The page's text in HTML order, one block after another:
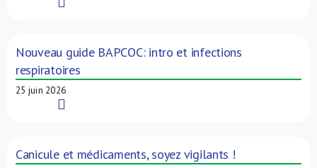
Nouveau guide BAPCOC: intro et infections
respiratoires
25 juin 2026
Canicule et médicaments, soyez vigilants !